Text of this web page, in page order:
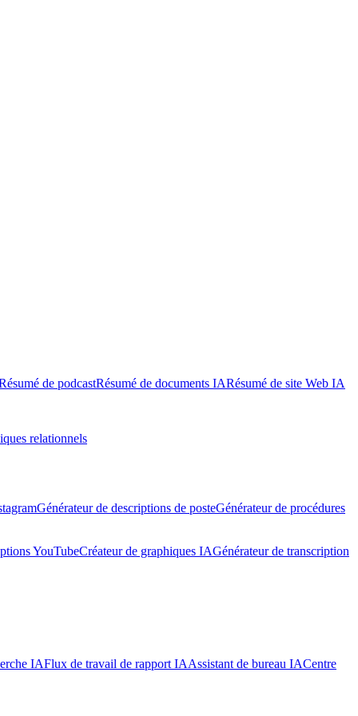
de podcastRésumé de documents IARésumé de site Web IA
relationnels
Générateur de descriptions de posteGénérateur de procédures
YouTubeCréateur de graphiques IAGénérateur de transcription
IAFlux de travail de rapport IAAssistant de bureau IACentre